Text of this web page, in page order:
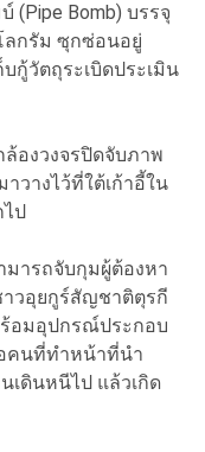
(Pipe Bomb) บรรจุ
ลกรัม ซุกซ่อนอยู่
กู้วัตถุระเบิดประเมิน
องวงจรปิดจับภาพ
าวางไว้ที่ใต้เก้าอี้ใน
ป
มารถจับกุมผู้ต้องหา
วอุยกูร์สัญชาติตุรกี
อมอุปกรณ์ประกอบ
คนที่ทำหน้าที่นำ
เดินหนีไป แล้วเกิด